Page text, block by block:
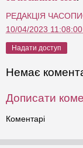
РЕДАКЦІЯ
10/04/2023
Надати доступ
Немає
Дописати
Коментарі